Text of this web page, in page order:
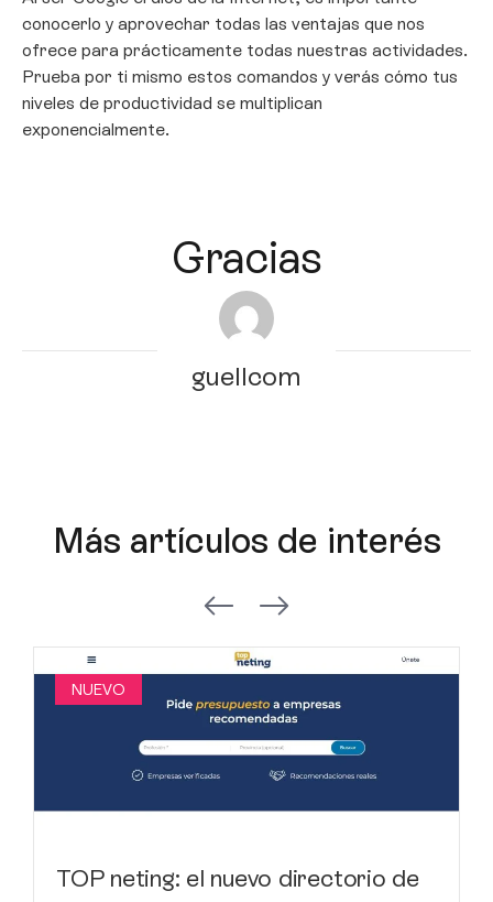
conocerlo y aprovechar todas las ventajas que nos
ofrece para prácticamente todas nuestras actividades.
Prueba por ti mismo estos comandos y verás cómo tus
niveles de productividad se multiplican
exponencialmente.
Gracias
guellcom
Más artículos de interés
NUEVO
TOP neting: el nuevo directorio de